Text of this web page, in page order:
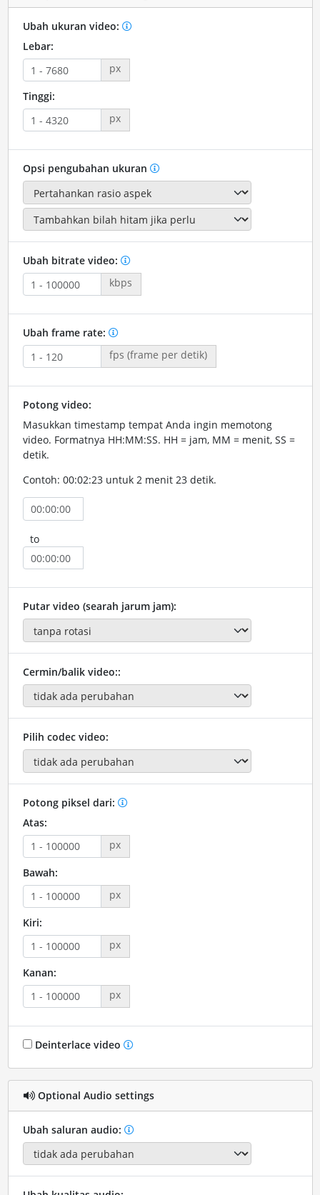
Ubah ukuran video:
Lebar:
px
Tinggi:
px
Opsi pengubahan ukuran
Ubah bitrate video:
kbps
Ubah frame rate:
fps (frame per detik)
Potong video:
Masukkan timestamp tempat Anda ingin memotong
video. Formatnya HH:MM:SS. HH = jam, MM = menit, SS =
detik.
Contoh: 00:02:23 untuk 2 menit 23 detik.
to
Putar video (searah jarum jam):
Cermin/balik video::
Pilih codec video:
Potong piksel dari:
Atas:
px
Bawah:
px
Kiri:
px
Kanan:
px
Deinterlace video
Optional Audio settings
Ubah saluran audio: